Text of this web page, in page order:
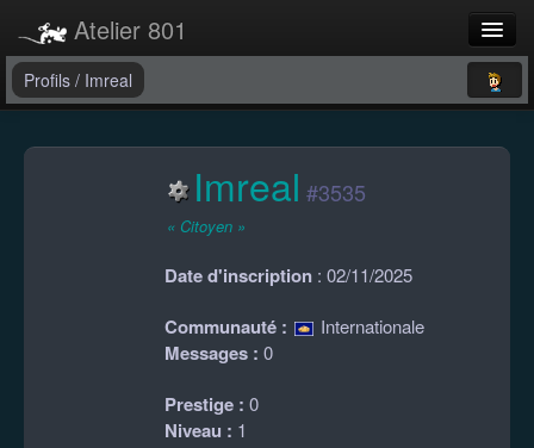
Atelier 801
Forums
Profils / Imreal
Imreal #3535
« Citoyen »
Date d'inscription : 02/11/2025
Communauté : Internationale
Messages : 0
Prestige : 0
Niveau : 1